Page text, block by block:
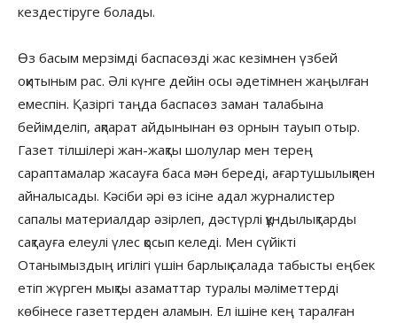
кездестіруге болады.
Өз басым мерзімді баспасөзді жас кезімнен үзбей
оқитыным рас. Әлі күнге дейін осы әдетімнен жаңылған
емеспін. Қазіргі таңда баспасөз заман талабына
бейімделіп, ақпарат айдынынан өз орнын тауып отыр.
Газет тілшілері жан-жақты шолулар мен терең
сараптамалар жасауға баса мән береді, ағартушылықпен
айналысады. Кәсіби әрі өз ісіне адал журналистер
сапалы материалдар әзірлеп, дәстүрлі құндылықтарды
сақтауға елеулі үлес қосып келеді. Мен сүйікті
Отанымыздың игілігі үшін барлық салада табысты еңбек
етіп жүрген мықты азаматтар туралы мәліметтерді
көбінесе газеттерден аламын. Ел ішіне кең таралған